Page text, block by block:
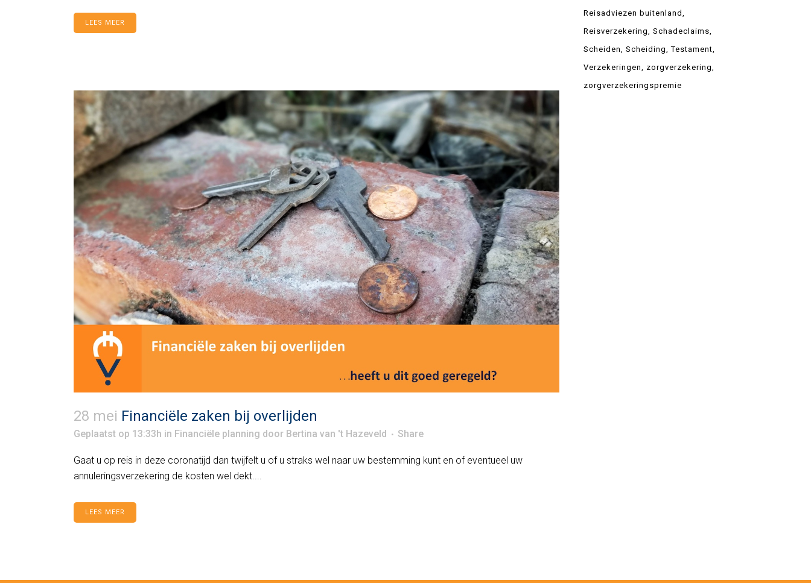
LEES MEER
28 mei Financiële zaken bij overlijden
Geplaatst op 13:33h in Financiële planning door Bertina van 't Hazeveld Share
Gaat u op reis in deze coronatijd dan twijfelt u of u straks wel naar uw bestemming kunt en of eventueel uw
annuleringsverzekering de kosten wel dekt....
LEES MEER
Reisadviezen buitenland
Reisverzekering
Schadeclaims
Scheiden
Scheiding
Testament
Verzekeringen
zorgverzekering
zorgverzekeringspremie